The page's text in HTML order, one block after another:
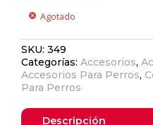
cancel Agotado
SKU:349
Categorías:Accesorios,
Accesorios Para Perros,
Para Perros
Descripción